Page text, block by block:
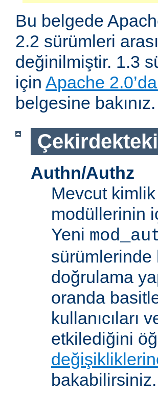
Bu belgede
2.2 sürümleri
değinilmiştir. 1.3
için Apache
belgesine bakınız.
Authn/Authz
Mevcut
modüllerinin
Yeni
sürümlerinde
doğrulama
oranda
kullanıcıları
etkilediğini
bakabilirsiniz.